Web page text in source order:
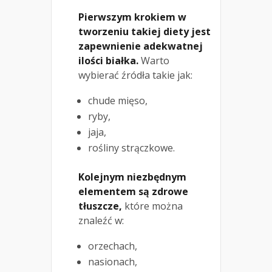
Pierwszym krokiem w
tworzeniu takiej diety jest
zapewnienie adekwatnej
ilości białka.Warto
wybierać źródła takie jak:
chude mięso,
ryby,
jaja,
rośliny strączkowe.
Kolejnym niezbędnym
elementem są zdrowe
tłuszcze, które można
znaleźć w:
orzechach,
nasionach,